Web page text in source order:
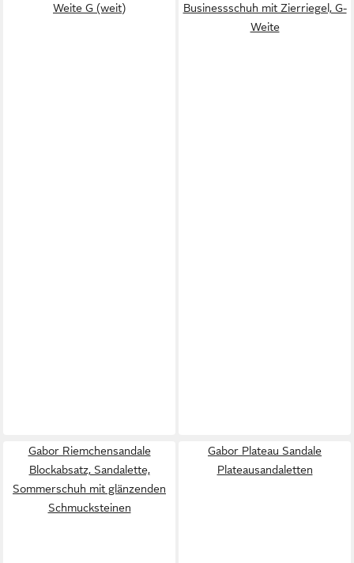
Weite G (weit)
Businessschuh mit Zierriegel, G-
Weite
Gabor Riemchensandale
Blockabsatz, Sandalette,
Sommerschuh mit glänzenden
Schmucksteinen
Gabor Plateau Sandale
Plateausandaletten